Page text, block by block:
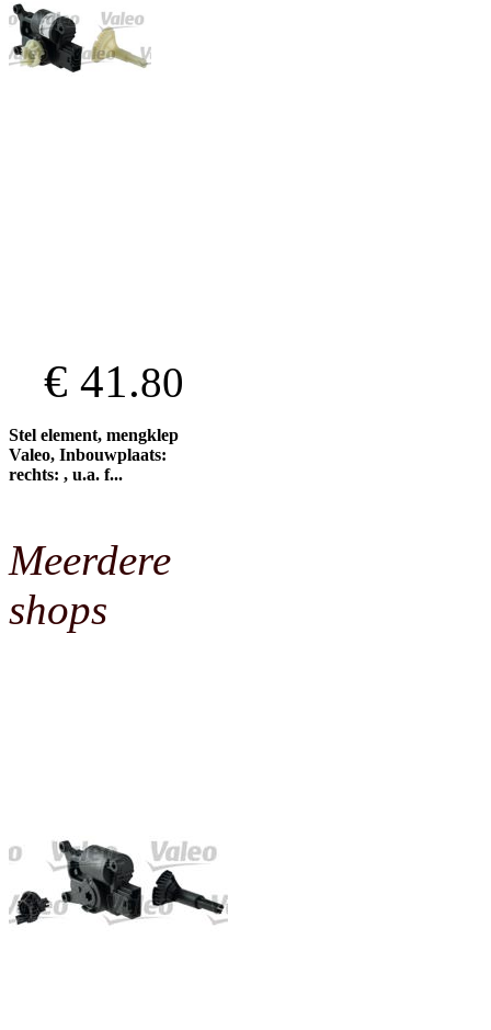
€ 41.80
Stel element, mengklep
Valeo, Inbouwplaats:
rechts: , u.a. f...
Meerdere
shops